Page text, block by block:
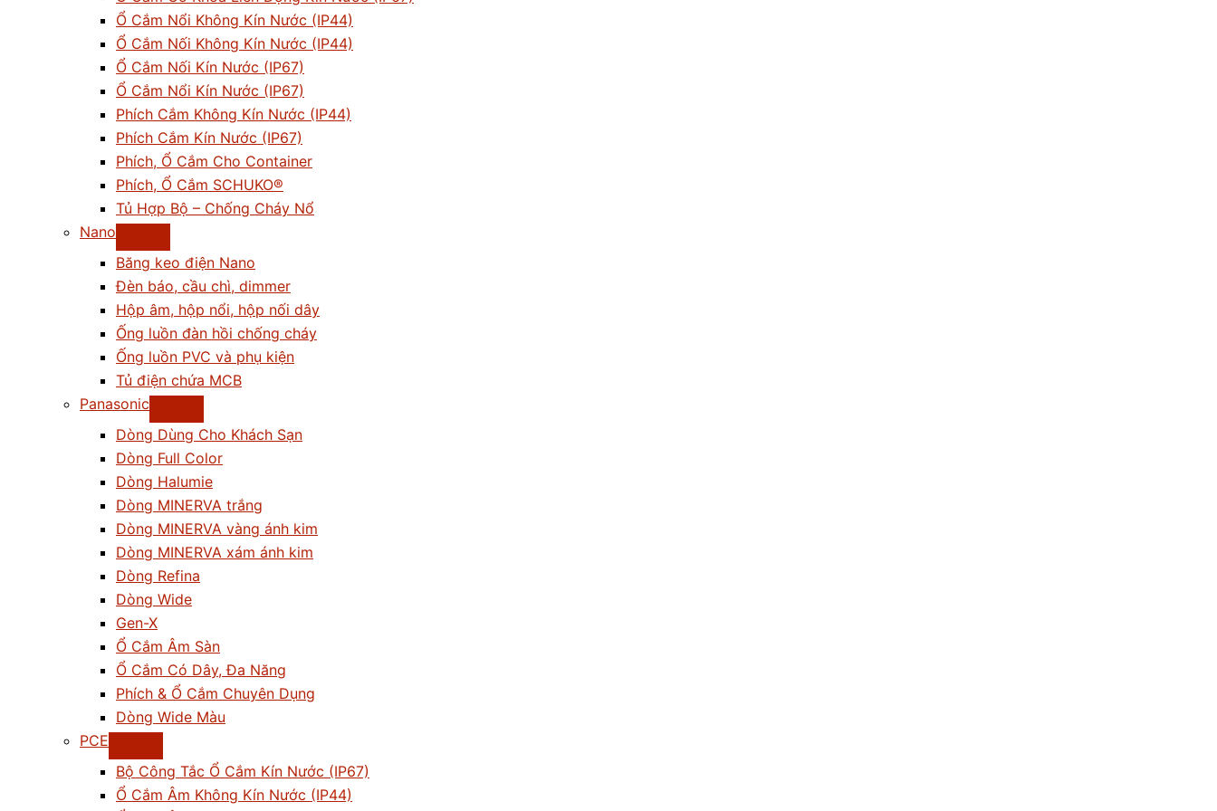
Ổ Cắm Nổi Không Kín Nước (IP44)
Ổ Cắm Nối Không Kín Nước (IP44)
Ổ Cắm Nối Kín Nước (IP67)
Ổ Cắm Nổi Kín Nước (IP67)
Phích Cắm Không Kín Nước (IP44)
Phích Cắm Kín Nước (IP67)
Phích, Ổ Cắm Cho Container
Phích, Ổ Cắm SCHUKO®
Tủ Hợp Bộ – Chống Cháy Nổ
Nano
Băng keo điện Nano
Đèn báo, cầu chì, dimmer
Hộp âm, hộp nổi, hộp nối dây
Ống luồn đàn hồi chống cháy
Ống luồn PVC và phụ kiện
Tủ điện chứa MCB
Panasonic
Dòng Dùng Cho Khách Sạn
Dòng Full Color
Dòng Halumie
Dòng MINERVA trắng
Dòng MINERVA vàng ánh kim
Dòng MINERVA xám ánh kim
Dòng Refina
Dòng Wide
Gen-X
Ổ Cắm Âm Sàn
Ổ Cắm Có Dây, Đa Năng
Phích & Ổ Cắm Chuyên Dụng
Dòng Wide Màu
PCE
Bộ Công Tắc Ổ Cắm Kín Nước (IP67)
Ổ Cắm Âm Không Kín Nước (IP44)